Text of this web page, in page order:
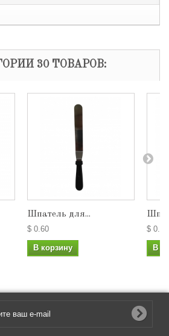
30 ТОВАРОВ:
Шпатель для...
$ 0.60
В корзину
$ 0.36
В